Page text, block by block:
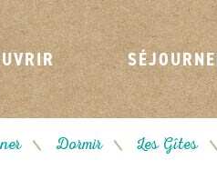
/ Dormir / Les Gîtes /